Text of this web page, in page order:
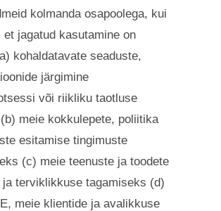
kolmanda osapoolega, kui
et jagatud kasutamine on
kohaldatavate seaduste,
järgimine
või riikliku taotluse
meie kokkulepete, poliitika
esitamise tingimuste
(c) meie teenuste ja toodete
ja terviklikkuse tagamiseks (d)
meie klientide ja avalikkuse